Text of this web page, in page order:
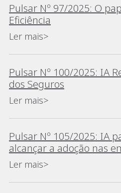
Pulsar Nº 97/2025: O
Eficiência
Ler mais>
Pulsar Nº 100/2025: IA
dos Seguros
Ler mais>
Pulsar Nº 105/2025: IA
alcançar a adoção nas
Ler mais>